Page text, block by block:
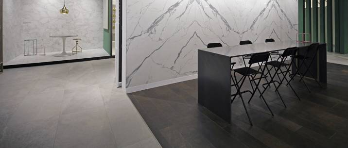
TOUTES LES COLLECTIONS
RECHERCHE AVANCÉE